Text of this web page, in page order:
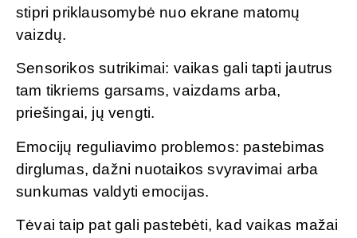
stipri priklausomybė nuo ekrane matomų
vaizdų.
Sensorikos sutrikimai: vaikas gali tapti jautrus
tam tikriems garsams, vaizdams arba,
priešingai, jų vengti.
Emocijų reguliavimo problemos: pastebimas
dirglumas, dažni nuotaikos svyravimai arba
sunkumas valdyti emocijas.
Tėvai taip pat gali pastebėti, kad vaikas mažai